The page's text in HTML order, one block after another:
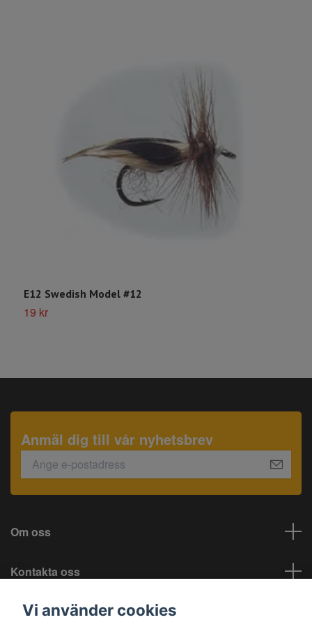
E12 Swedish Model #12
19 kr
Anmäl dig till vår nyhetsbrev
Om oss
Kontakta oss
Information
Vi använder cookies